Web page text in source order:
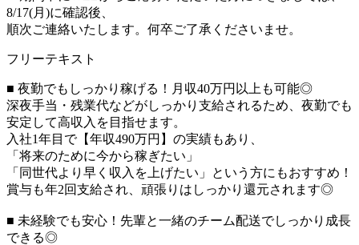
8/17(月)に確認後、
順次ご連絡いたします。何卒ご了承くださいませ。
フリーテキスト
■ 夜勤でもしっかり稼げる！月収40万円以上も可能◎
深夜手当・残業代などがしっかり支給されるため、夜勤でも
安定して高収入を目指せます。
入社1年目で【年収490万円】の実績もあり、
「将来のために今から稼ぎたい」
「同世代より早く収入を上げたい」という方にもおすすめ！
賞与も年2回支給され、頑張りはしっかり還元されます◎
■ 未経験でも安心！先輩と一緒のチーム配送でしっかり成長
できる◎